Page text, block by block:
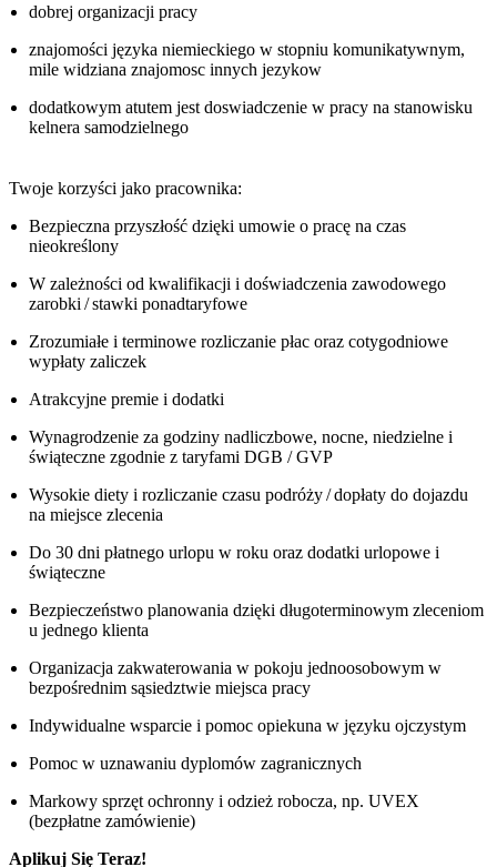
dobrej organizacji pracy
znajomości języka niemieckiego w stopniu komunikatywnym,
mile widziana znajomosc innych jezykow
dodatkowym atutem jest doswiadczenie w pracy na stanowisku
kelnera samodzielnego
Twoje korzyści jako pracownika:
Bezpieczna przyszłość dzięki umowie o pracę na czas
nieokreślony
W zależności od kwalifikacji i doświadczenia zawodowego
zarobki / stawki ponadtaryfowe
Zrozumiałe i terminowe rozliczanie płac oraz cotygodniowe
wypłaty zaliczek
Atrakcyjne premie i dodatki
Wynagrodzenie za godziny nadliczbowe, nocne, niedzielne i
świąteczne zgodnie z taryfami DGB / GVP
Wysokie diety i rozliczanie czasu podróży / dopłaty do dojazdu
na miejsce zlecenia
Do 30 dni płatnego urlopu w roku oraz dodatki urlopowe i
świąteczne
Bezpieczeństwo planowania dzięki długoterminowym zleceniom
u jednego klienta
Organizacja zakwaterowania w pokoju jednoosobowym w
bezpośrednim sąsiedztwie miejsca pracy
Indywidualne wsparcie i pomoc opiekuna w języku ojczystym
Pomoc w uznawaniu dyplomów zagranicznych
Markowy sprzęt ochronny i odzież robocza, np. UVEX
(bezpłatne zamówienie)
Aplikuj Się Teraz!